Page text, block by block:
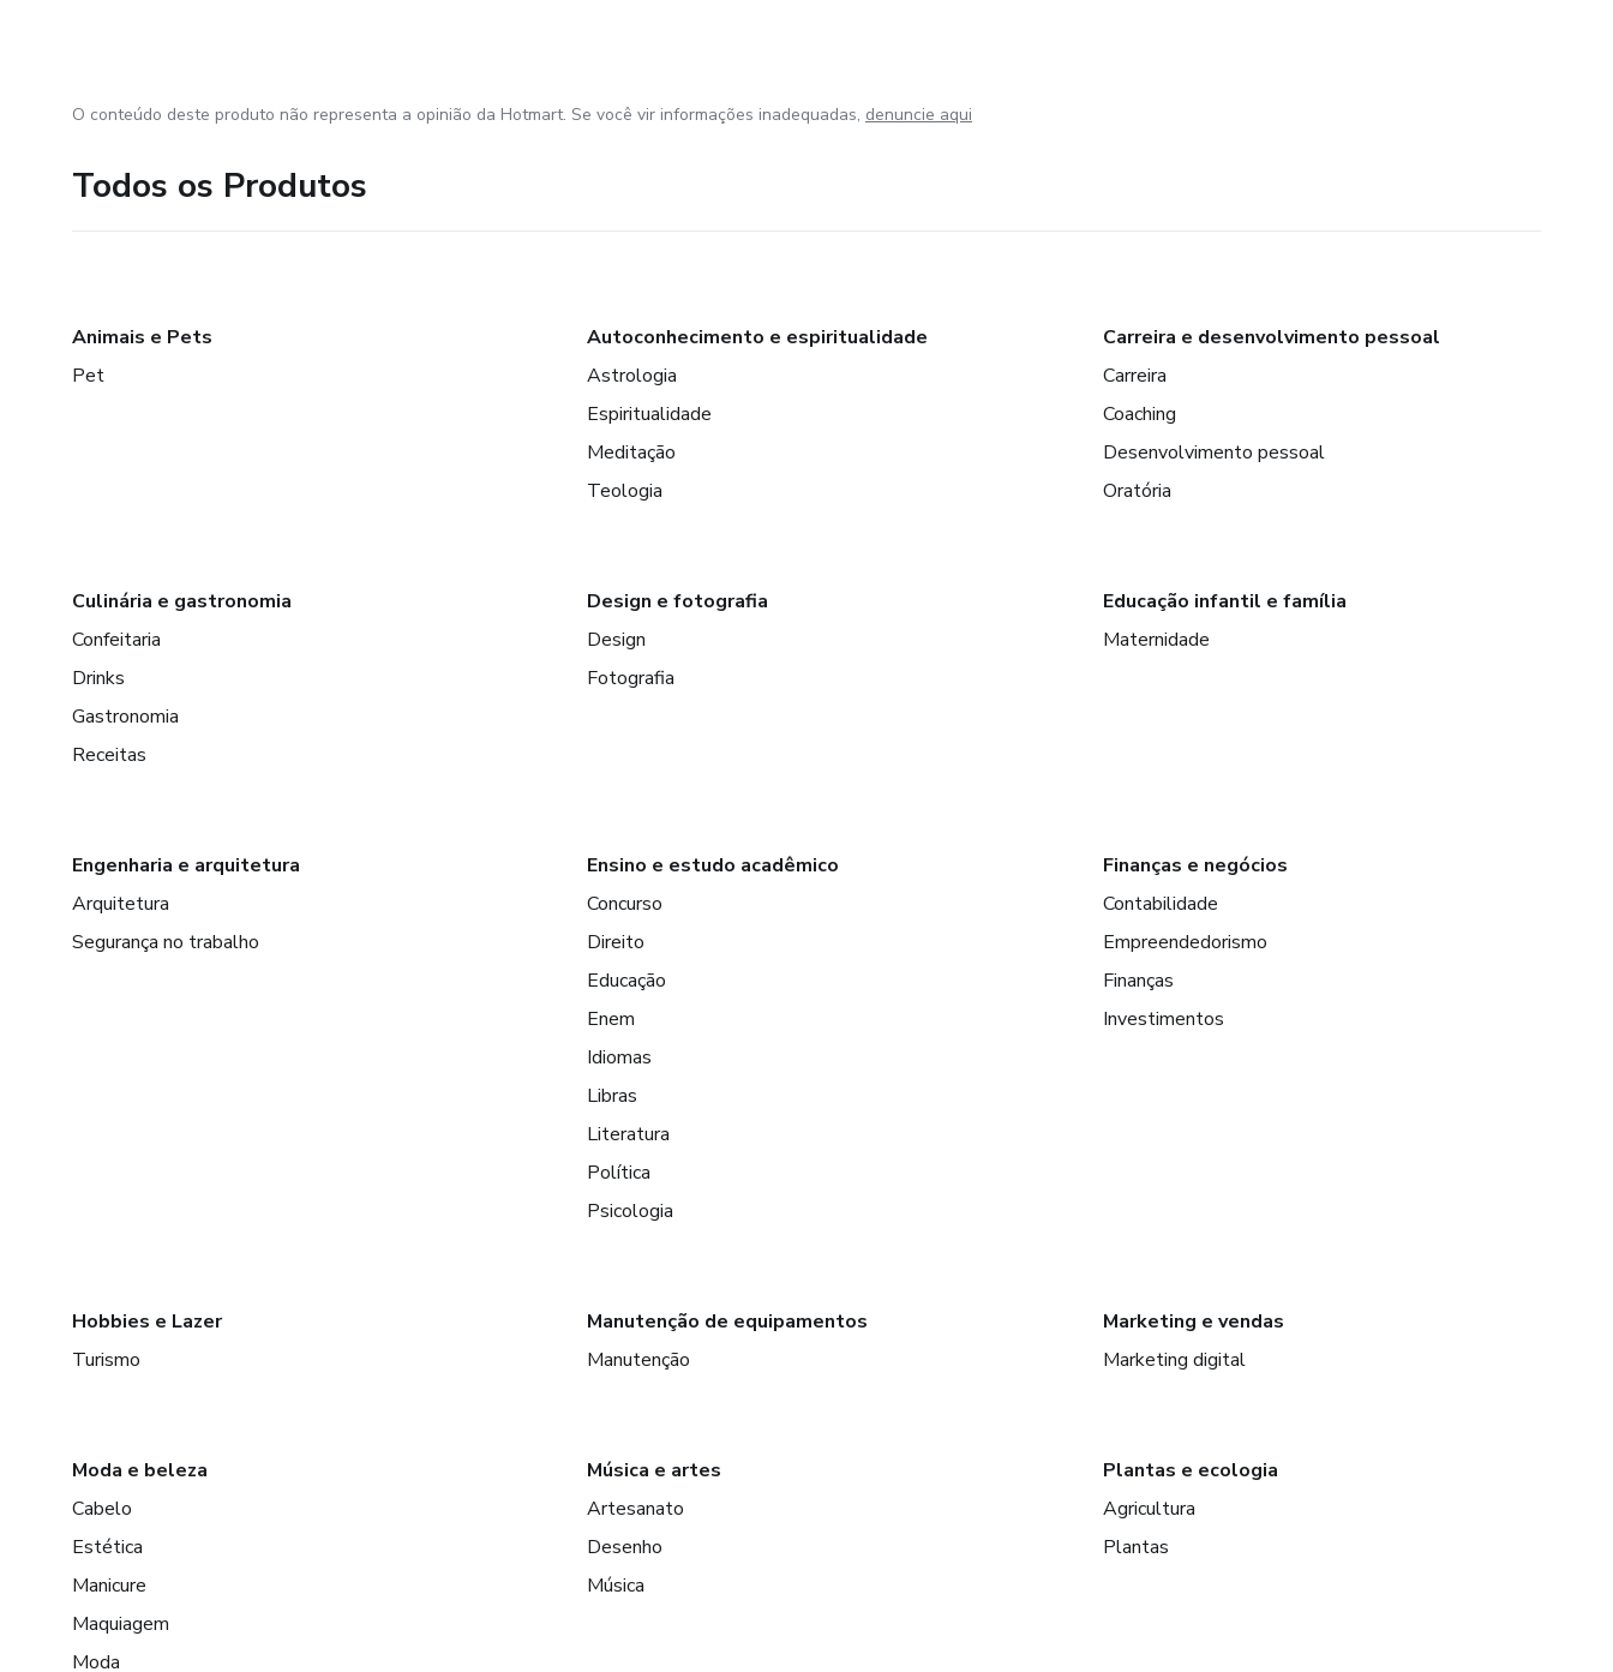
O conteúdo deste produto não representa a opinião da Hotmart. Se você vir informações inadequadas, denuncie aqui
Todos os Produtos
Animais e Pets
Pet
Autoconhecimento e espiritualidade
Astrologia
Espiritualidade
Meditação
Teologia
Carreira e desenvolvimento pessoal
Carreira
Coaching
Desenvolvimento pessoal
Oratória
Culinária e gastronomia
Confeitaria
Drinks
Gastronomia
Receitas
Design e fotografia
Design
Fotografia
Educação infantil e família
Maternidade
Engenharia e arquitetura
Arquitetura
Segurança no trabalho
Ensino e estudo acadêmico
Concurso
Direito
Educação
Enem
Idiomas
Libras
Literatura
Política
Psicologia
Finanças e negócios
Contabilidade
Empreendedorismo
Finanças
Investimentos
Hobbies e Lazer
Turismo
Manutenção de equipamentos
Manutenção
Marketing e vendas
Marketing digital
Moda e beleza
Cabelo
Estética
Manicure
Maquiagem
Moda
Música e artes
Artesanato
Desenho
Música
Plantas e ecologia
Agricultura
Plantas